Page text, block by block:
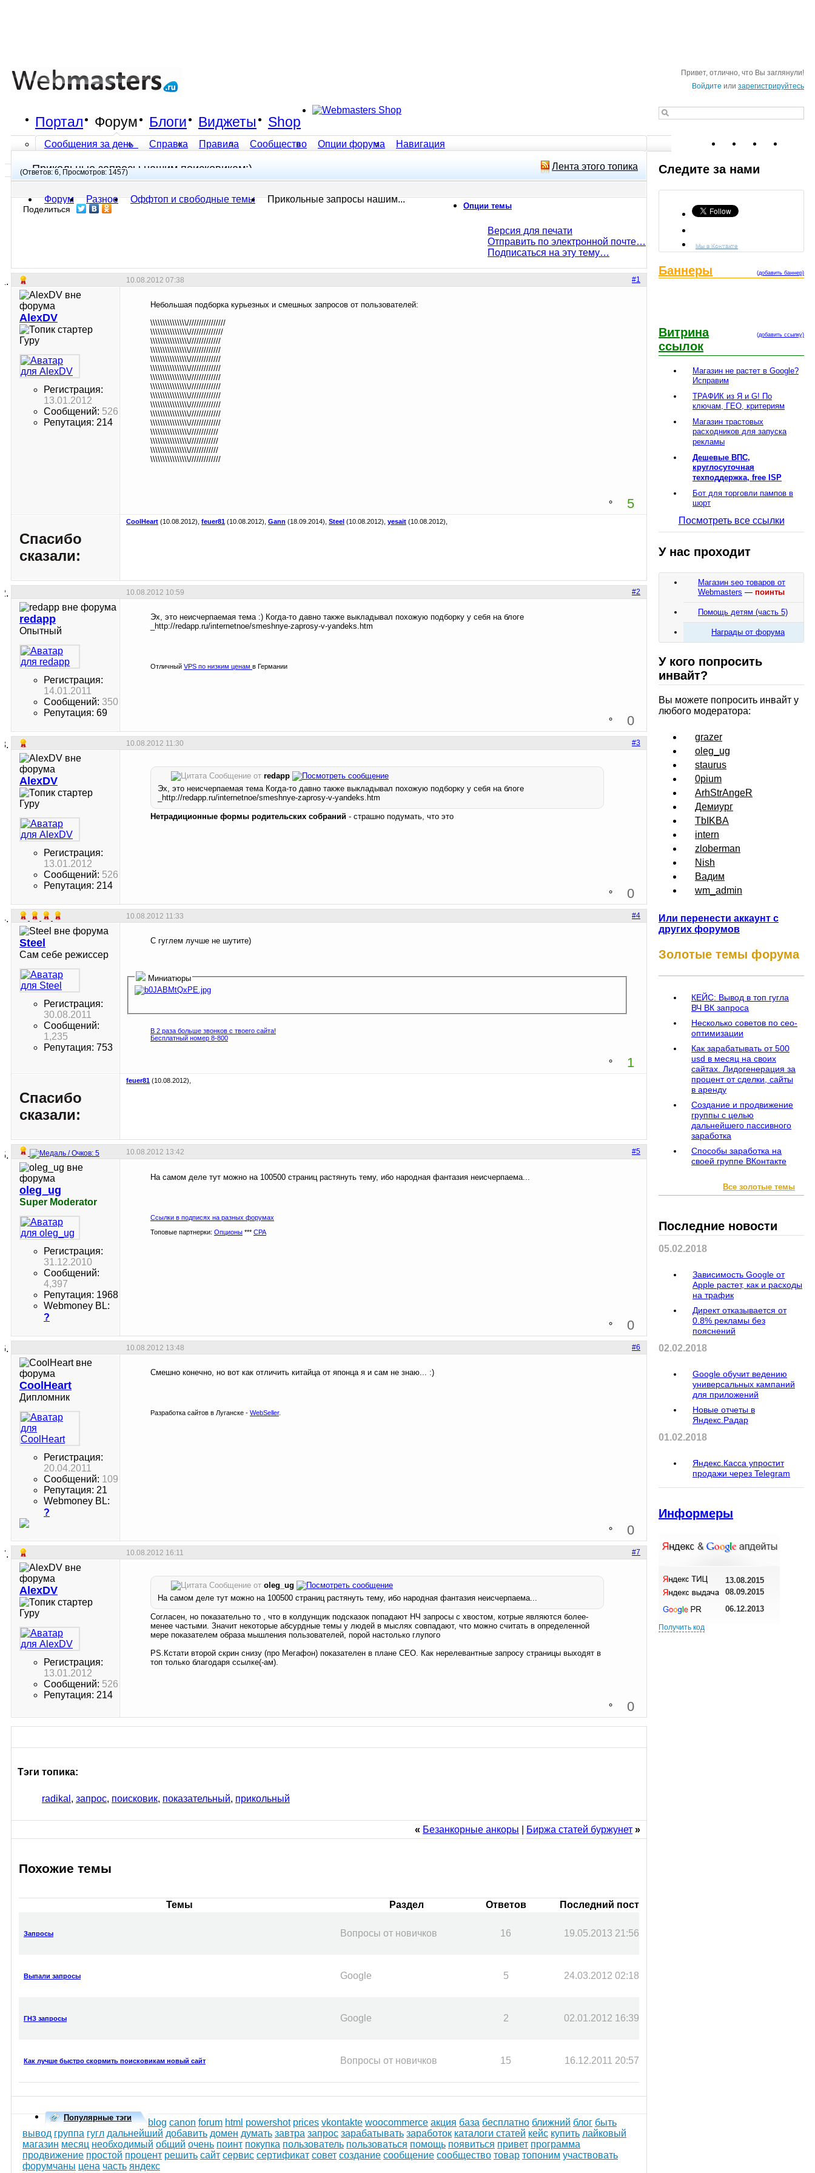
Привет, отлично, что Вы заглянули!
Войдите или зарегистрируйтесь
Портал Форум
Сообщения за день Справка Правила Сообщество Опции форума
Все разделы прочитаны
Навигация
Блоги Виджеты Shop
Форум Разное Оффтоп и свободные темы Прикольные запросы нашим...
Лента этого топика
Прикольные запросы нашим поисковикам:)
(Ответов: 6, Просмотров: 1457)
Опции темы
Версия для печати
Отправить по электронной почте…
Подписаться на эту тему…
Поделиться
10.08.2012 07:38 #1
AlexDV
Гуру
Регистрация:
13.01.2012
Сообщений: 526
Репутация: 214
Небольшая подборка курьезных и смешных запросов от пользователей:
\\\\\\\\\\\\\\\////////////////
\\\\\\\\\\\\\\\\//////////////
\\\\\\\\\\\\\\\\/////////////
\\\\\\\\\\\\\\\\/////////////
\\\\\\\\\\\\\\\\/////////////
\\\\\\\\\\\\\\\\/////////////
\\\\\\\\\\\\\\\\/////////////
\\\\\\\\\\\\\\\\/////////////
\\\\\\\\\\\\\\\\/////////////
\\\\\\\\\\\\\\\\/////////////
\\\\\\\\\\\\\\\\/////////////
\\\\\\\\\\\\\\\\/////////////
\\\\\\\\\\\\\\\\////////////
\\\\\\\\\\\\\\\\////////////
\\\\\\\\\\\\\\\\////////////
\\\\\\\\\\\\\\\\/////////////
5
Спасибо
сказали:
CoolHeart (10.08.2012), feuer81 (10.08.2012), Gann (18.09.2014), Steel (10.08.2012), yesait (10.08.2012),
10.08.2012 10:59 #2
redapp
Опытный
Регистрация:
14.01.2011
Сообщений: 350
Репутация: 69
Эх, это неисчерпаемая тема :) Когда-то давно также выкладывал похожую подборку у себя на блоге
_http://redapp.ru/internetnoe/smeshnye-zaprosy-v-yandeks.htm
Отличный VPS по низким ценам в Германии
0
10.08.2012 11:30 #3
AlexDV
Гуру
Регистрация:
13.01.2012
Сообщений: 526
Репутация: 214
Сообщение от redapp
Эх, это неисчерпаемая тема Когда-то давно также выкладывал похожую подборку у себя на блоге
_http://redapp.ru/internetnoe/smeshnye-zaprosy-v-yandeks.htm
Нетрадиционные формы родительских собраний - страшно подумать, что это
0
10.08.2012 11:33 #4
Steel
Сам себе режиссер
Регистрация:
30.08.2011
Сообщений:
1,235
Репутация: 753
С гуглем лучше не шутите)
Миниатюры
В 2 раза больше звонков с твоего сайта!
Бесплатный номер 8-800
1
Спасибо
сказали:
feuer81 (10.08.2012),
10.08.2012 13:42 #5
oleg_ug
Super Moderator
Регистрация:
31.12.2010
Сообщений:
4,397
Репутация: 1968
Webmoney BL:
?
На самом деле тут можно на 100500 страниц растянуть тему, ибо народная фантазия неисчерпаема...
Ссылки в подписях на разных форумах
Топовые партнерки: Опционы *** СРА
0
10.08.2012 13:48 #6
CoolHeart
Дипломник
Регистрация:
20.04.2011
Сообщений: 109
Репутация: 21
Webmoney BL:
?
Смешно конечно, но вот как отличить китайца от японца я и сам не знаю... :)
Разработка сайтов в Луганске - WebSeller.
0
10.08.2012 16:11 #7
AlexDV
Гуру
Регистрация:
13.01.2012
Сообщений: 526
Репутация: 214
Сообщение от oleg_ug
На самом деле тут можно на 100500 страниц растянуть тему, ибо народная фантазия неисчерпаема...
Согласен, но показательно то , что в колдунщик подсказок попадают НЧ запросы с хвостом, котрые являются более-
менее частыми. Значит некоторые абсурдные темы у людей в мыслях совпадают, что можно считать в определенной
мере показателем образа мышления пользователей, порой настолько глупого
PS.Кстати второй скрин снизу (про Мегафон) показателен в плане СЕО. Как нерелевантные запросу страницы выходят в
топ только благодаря ссылке(-ам).
0
Тэги топика:
radikal , запрос, поисковик, показательный, прикольный
« Безанкорные анкоры Биржа статей буржунет »
Похожие темы
Темы Раздел Ответов Последний пост
Запросы Вопросы от новичков 16 19.05.2013 21:56
Выпали запросы Google 5 24.03.2012 02:18
ГНЗ запросы Google 2 02.01.2012 16:39
Как лучше быстро скормить поисковикам новый сайт Вопросы от новичков 15 16.12.2011 20:57
Популярные тэги blog canon forum html powershot prices vkontakte woocommerce акция база бесплатно ближний блог быть
вывод группа гугл дальнейший добавить домен думать завтра запрос зарабатывать заработок каталоги статей кейс купить лайковый
магазин месяц необходимый общий очень поинт покупка пользователь пользоваться помощь появиться привет программа
продвижение простой процент решить сайт сервис сертификат совет создание сообщение сообщество товар топоним участвовать
форумчаны цена часть яндекс
Следите за нами
Мы в Контакте
(добавить баннер)
Баннеры
(добавить ссылку)
Витрина
ссылок
Магазин не растет в Google?
Исправим
ТРАФИК из Я и G! По
ключам, ГЕО, критериям
Магазин трастовых
расходников для запуска
рекламы
Дешевые ВПС,
круглосуточная
техподдержка, free ISP
Бот для торговли пампов в
шорт
Посмотреть все ссылки
У нас проходит
Магазин seo товаров от
Webmasters — поинты
Помощь детям (часть 5)
Награды от форума
У кого попросить
инвайт?
Вы можете попросить инвайт у
любого модератора:
grazer
oleg_ug
staurus
0pium
ArhStrAngeR
Демиург
TbIKBA
intern
zloberman
Nish
Вадим
wm_admin
Или перенести аккаунт с
других форумов
Золотые темы форума
КЕЙС: Вывод в топ гугла
ВЧ ВК запроса
Несколько советов по сео-
оптимизации
Как зарабатывать от 500
usd в месяц на своих
сайтах. Лидогенерация за
процент от сделки, сайты
в аренду
Создание и продвижение
группы с целью
дальнейшего пассивного
заработка
Способы заработка на
своей группе ВКонтакте
Все золотые темы
Последние новости
05.02.2018
Зависимость Google от
Apple растет, как и расходы
на трафик
Директ отказывается от
0.8% рекламы без
пояснений
02.02.2018
Google обучит ведению
универсальных кампаний
для приложений
Новые отчеты в
Яндекс.Радар
01.02.2018
Яндекс.Касса упростит
продажи через Telegram
Информеры
13.08.2015
08.09.2015
06.12.2013
Получить код